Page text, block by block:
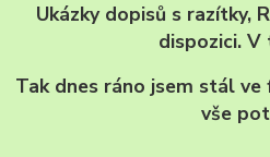
Ukázky dopisů s razítky,
dispozici.
Tak dnes ráno jsem stál
vše